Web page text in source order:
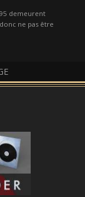
demeurent
ne pas être